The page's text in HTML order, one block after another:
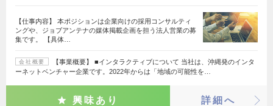
【仕事内容】 本ポジションは企業向けの採用コンサルティ
ングや、ジョブアンテナの媒体掲載企画を担う法人営業の募
集です。 【具体…
会社概要
【事業概要】 ■インタラクティブについて 当社は、沖縄発のインタ
ーネットベンチャー企業です。2022年からは「地域の可能性を…
興味あり 詳細へ